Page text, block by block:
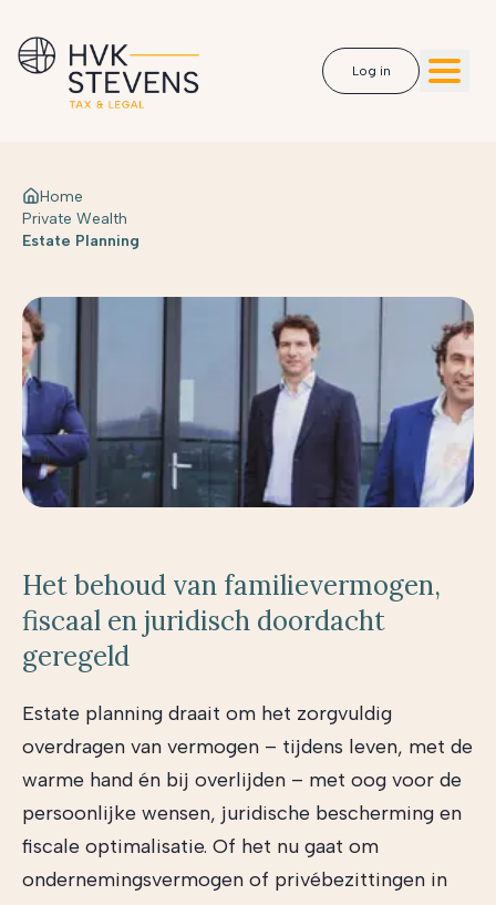
Log in
Home
Private Wealth
Estate Planning
Het behoud van familievermogen,
fiscaal en juridisch doordacht
geregeld
Estate planning draait om het zorgvuldig
overdragen van vermogen – tijdens leven, met de
warme hand én bij overlijden – met oog voor de
persoonlijke wensen, juridische bescherming en
fiscale optimalisatie. Of het nu gaat om
ondernemingsvermogen of privébezittingen in